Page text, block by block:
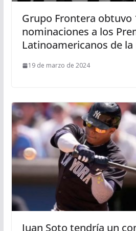
Grupo Frontera obtuvo
nominaciones a los
Latinoamericanos de la
19 de marzo de 2024
Juan Soto tendría un